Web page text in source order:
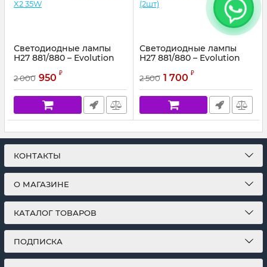
Светодиодные лампы
H27 881/880 – Evolution
Артикул: 50555
2 000 950 ₽
Светодиодные лампы
H27 881/880 – Evolution
Артикул: 52384
2 500 1 700 ₽
КОНТАКТЫ
О МАГАЗИНЕ
КАТАЛОГ ТОВАРОВ
ПОДПИСКА